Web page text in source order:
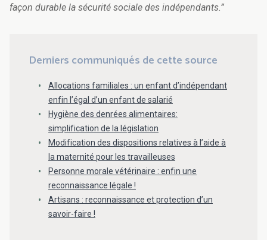
façon durable la sécurité sociale des indépendants.”
Derniers communiqués de cette source
Allocations familiales : un enfant d’indépendant
enfin l’égal d’un enfant de salarié
Hygiène des denrées alimentaires:
simplification de la législation
Modification des dispositions relatives à l’aide à
la maternité pour les travailleuses
Personne morale vétérinaire : enfin une
reconnaissance légale !
Artisans : reconnaissance et protection d’un
savoir-faire !